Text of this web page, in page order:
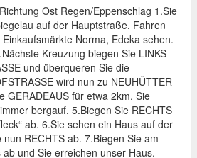
Ost Regen/Eppenschlag 1.Sie
auf der Hauptstraße. Fahren
Norma, Edeka sehen.
Kreuzung biegen Sie LINKS
und überqueren Sie die
wird nun zu NEUHÜTTER
GERADEAUS für etwa 2km. Sie
bergauf. 5.Biegen Sie RECHTS
ab. 6.Sie sehen ein Haus auf der
RECHTS ab. 7.Biegen Sie am
ab und Sie erreichen unser Haus.